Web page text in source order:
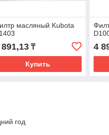
масляный Kubota
₸
Купить
4
год